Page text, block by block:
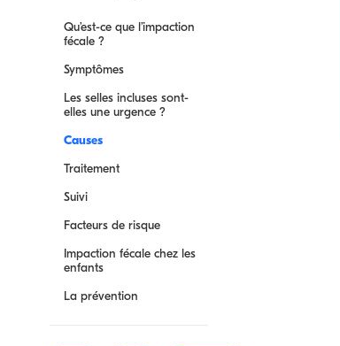
Qu’est-ce que l’impaction
fécale ?
Symptômes
Les selles incluses sont-
elles une urgence ?
Causes
Traitement
Suivi
Facteurs de risque
Impaction fécale chez les
enfants
La prévention